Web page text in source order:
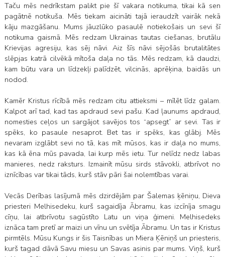
Taču mēs nedrīkstam palikt pie šī vakara notikuma, tikai kā sen
pagātnē notikuša. Mēs tiekam aicināti tajā ieraudzīt vairāk nekā
kāju mazgāšanu. Mums jāuzlūko pasaulē notiekošais un sevi šī
notikuma gaismā. Mēs redzam Ukrainas tautas ciešanas, brutālu
Krievijas agresiju, kas sēj nāvi. Aiz šīs nāvi sējošās brutalitātes
slēpjas katrā cilvēkā mītoša daļa no tās. Mēs redzam, kā daudzi,
kam būtu vara un līdzekļi palīdzēt, vilcinās, aprēķina, baidās un
nodod.
Kamēr Kristus rīcībā mēs redzam citu attieksmi – mīlēt līdz galam.
Kalpot arī tad, kad tas apdraud sevi pašu. Kad ļaunums apdraud,
nomesties ceļos un sargājot savējos tos “apsegt” ar sevi. Tas ir
spēks, ko pasaule nesaprot. Bet tas ir spēks, kas glābj. Mēs
nevaram izglābt sevi no tā, kas mīt mūsos, kas ir daļa no mums,
kas kā ēna mūs pavada, lai kurp mēs ietu. Tur nelīdz nedz labas
manieres, nedz raksturs. Izmainīt mūsu sirds stāvokli, atbrīvot no
iznīcības var tikai tāds, kurš stāv pāri šai nolemtības varai.
Vecās Derības lasījumā mēs dzirdējām par Šalemas ķēniņu, Dieva
priesteri Melhisedeku, kurš sagaidīja Ābramu, kas izcīnīja smagu
cīņu, lai atbrīvotu sagūstīto Latu un viņa ģimeni. Melhisedeks
iznāca tam pretī ar maizi un vīnu un svētīja Ābramu. Un tas ir Kristus
pirmtēls. Mūsu Kungs ir šis Taisnības un Miera Ķēniņš un priesteris,
kurš tagad dāvā Savu miesu un Savas asinis par mums. Viņš, kurš